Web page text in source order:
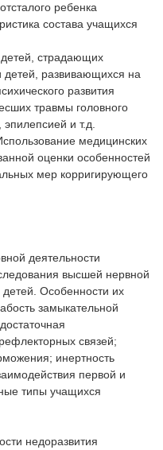
ребенка
состава учащихся
детей, страдающих
развивающихся на
развития
травмы головного
и т.д.
медицинских
оценки особенностей
мер корригирующего
деятельности
высшей нервной
детей. Особенности их
замыкательной
связей;
инертность
первой и
типы учащихся
недоразвития